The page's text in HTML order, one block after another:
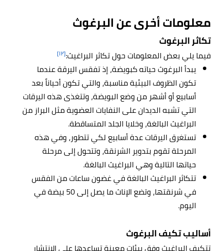
معلومات أخرى عن البرغوث
تكاثر البرغوث
فيما يلي بعض المعلومات حول تكاثر البراغيث:[١٢]
يبدأ البرغوث حياته كبويضة، إذ تفقس اليرقة عندما
تكون الظروف البيئية مناسبة، والتي تكون أحياناً بعد
أسابيع أو أشهر من وضع البويضة، وتتغذى هذه اليرقات
التي تشبه الديدان على النفايات العضوية مثل البراز من
البراغيث البالغة، وخلايا الجلد المتساقطة.
تستغرق اليرقات عدة أسابيع لكي تتطور، وفي هذه
المرحلة تقوم بتدوير الشرنقة، وتتحول إلى مرحلة
حياتها التالية وهي البراغيث البالغة.
تتكاثر البراغيث البالغة في غضون ساعات من الفقس
في شرنقتها، وتضع الإناث ما يصل إلى 50 بيضة في
اليوم.
أساليب تكيف البرغوث